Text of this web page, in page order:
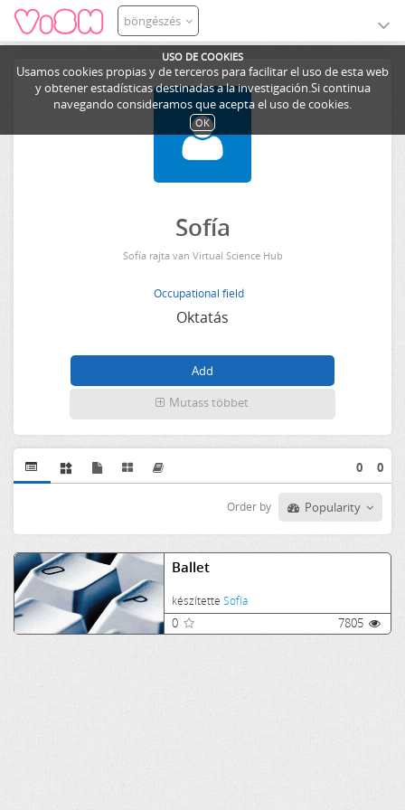
USO DE COOKIES
Usamos cookies propias y de terceros para facilitar el uso de esta web
y obtener estadísticas destinadas a la investigación.Si continua
navegando consideramos que acepta el uso de cookies.
OK
böngészés
Sofía
Sofía rajta van Virtual Science Hub
Occupational field
Oktatás
Mutass többet
0
0
Order by Popularity
Ballet
készítette Sofía
0 7805